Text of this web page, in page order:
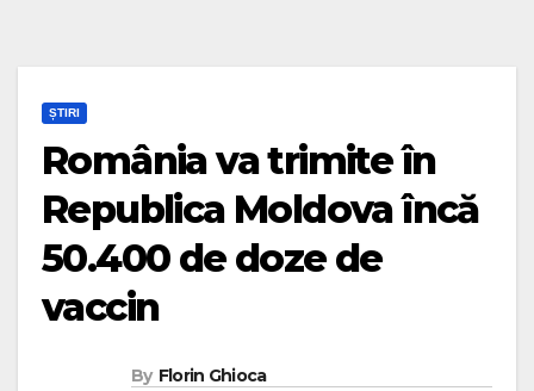
ȘTIRI
România va trimite în
Republica Moldova încă
50.400 de doze de
vaccin
By Florin Ghioca